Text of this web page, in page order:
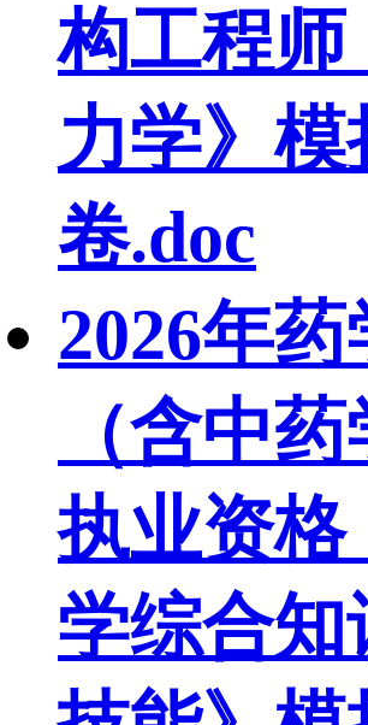
构工程师
力学》模
卷.doc
2026年药
（含中药
执业资格
学综合知